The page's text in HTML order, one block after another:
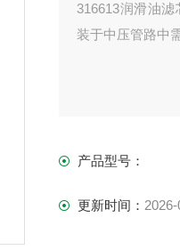
316613润滑油
装于中压管路中
产品型号：
更新时间：